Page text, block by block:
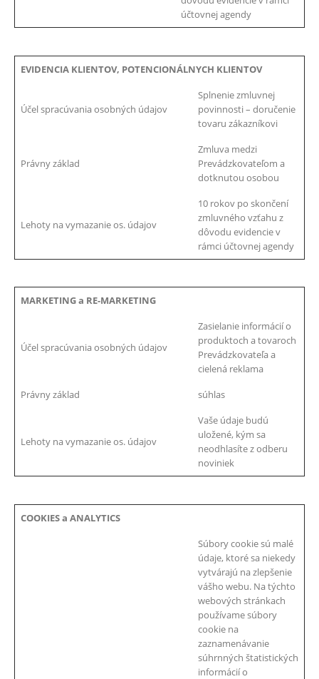
účtovnej agendy
EVIDENCIA KLIENTOV, POTENCIONÁLNYCH KLIENTOV
Účel spracúvania osobných údajov
Splnenie zmluvnej
povinnosti – doručenie
tovaru zákazníkovi
Právny základ
Zmluva medzi
Prevádzkovateľom a
dotknutou osobou
Lehoty na vymazanie os. údajov
10 rokov po skončení
zmluvného vzťahu z
dôvodu evidencie v
rámci účtovnej agendy
MARKETING a RE-MARKETING
Účel spracúvania osobných údajov
Zasielanie informácií o
produktoch a tovaroch
Prevádzkovateľa a
cielená reklama
Právny základ
súhlas
Lehoty na vymazanie os. údajov
Vaše údaje budú
uložené, kým sa
neodhlasíte z odberu
noviniek
COOKIES a ANALYTICS
Súbory cookie sú malé
údaje, ktoré sa niekedy
vytvárajú na zlepšenie
vášho webu. Na týchto
webových stránkach
používame súbory
cookie na
zaznamenávanie
súhrnných štatistických
informácií o